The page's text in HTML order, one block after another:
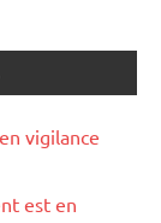
vigilance
est en